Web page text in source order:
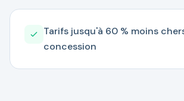
Tarifs jusqu'à 60 % moins
concession